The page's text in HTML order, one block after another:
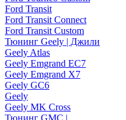
Ford Transit
Ford Transit Connect
Ford Transit Custom
Тюнинг Geely | Джили
Geely Atlas
Geely Emgrand EC7
Geely Emgrand X7
Geely GC6
Geely
Geely MK Cross
Тюнинг GMC |